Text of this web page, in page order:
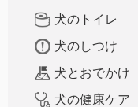
犬のトイレ
犬のしつけ
犬とおでかけ
犬の健康ケア